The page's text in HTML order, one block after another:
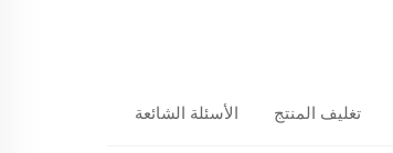
تغليف المنتج الأسئلة الشائعة